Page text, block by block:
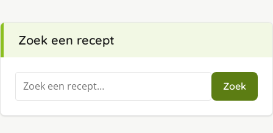
Zoek een recept
Zoeken
naar:
Zoek